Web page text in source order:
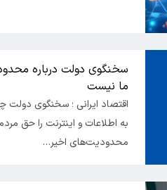
سخنگوی دولت درباره
ما نیست
اقتصاد ایرانی ؛ سخنگوی دولت
به اطلاعات و اینترنت را حق
محدودیت‌های اخیر…